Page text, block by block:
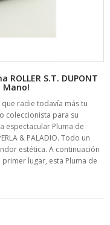
S.T. DUPONT
Mano!
radie todavía más tu
coleccionista para su
espectacular Pluma de
& PALADIO. Todo un
estética. A continuación
lugar, esta Pluma de